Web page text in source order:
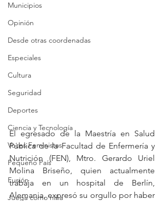
Municipios
Opinión
Desde otras coordenadas
Especiales
Cultura
Seguridad
Deportes
Ciencia y Tecnología
Voces Feministas
Pequeño País
Fusión
Juega como niña
El egresado de la Maestría en Salud
Pública de la Facultad de Enfermería y
Nutrición (FEN), Mtro. Gerardo Uriel
Molina Briseño, quien actualmente
trabaja en un hospital de Berlín,
Alemania, expresó su orgullo por haber